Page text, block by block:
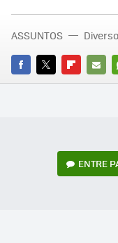
FACEBOOK
TWITTERFLIPBOARD
E-
ASSUNTOS
ENTRE